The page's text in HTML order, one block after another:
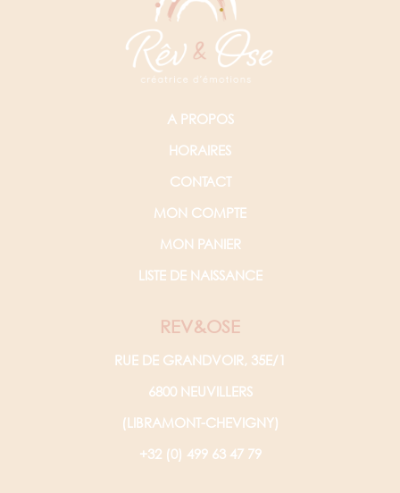
A PROPOS
HORAIRES
CONTACT
MON COMPTE
MON PANIER
LISTE DE NAISSANCE
REV&OSE
RUE DE GRANDVOIR, 35E/1
6800 NEUVILLERS
(LIBRAMONT-CHEVIGNY)
+32 (0) 499 63 47 79